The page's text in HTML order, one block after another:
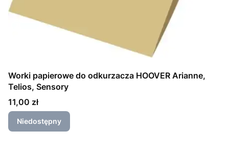
Worki papierowe do odkurzacza HOOVER Arianne,
Telios, Sensory
Cena
11,00 zł
Niedostępny